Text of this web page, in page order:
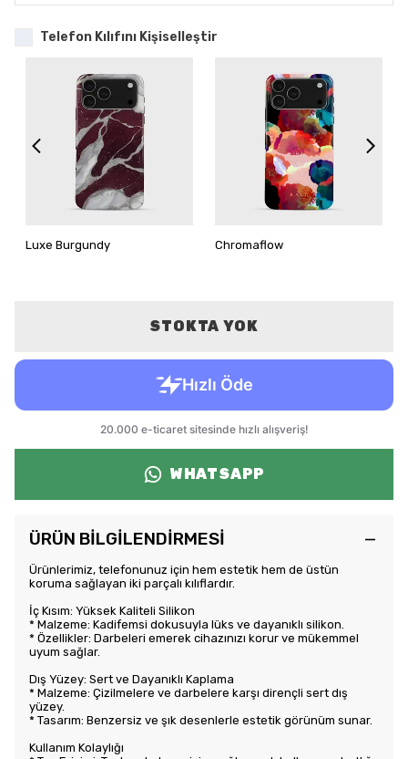
Telefon Kılıfını Kişiselleştir
Luxe Burgundy Chromaflow
STOKTA YOK
WHATSAPP
ÜRÜN BİLGİLENDİRMESİ
Ürünlerimiz, telefonunuz için hem estetik hem de üstün
koruma sağlayan iki parçalı kılıflardır.
İç Kısım: Yüksek Kaliteli Silikon
* Malzeme: Kadifemsi dokusuyla lüks ve dayanıklı silikon.
* Özellikler: Darbeleri emerek cihazınızı korur ve mükemmel
uyum sağlar.
Dış Yüzey: Sert ve Dayanıklı Kaplama
* Malzeme: Çizilmelere ve darbelere karşı dirençli sert dış
yüzey.
* Tasarım: Benzersiz ve şık desenlerle estetik görünüm sunar.
Kullanım Kolaylığı